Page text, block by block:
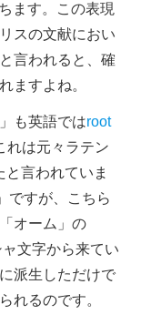
ます。この表現
スの文献におい
言われると、確
ますよね。
も英語ではroot
れは元々ラテン
言われていま
ですが、こちら
オーム」の
文字から来てい
派生しただけで
れるのです。